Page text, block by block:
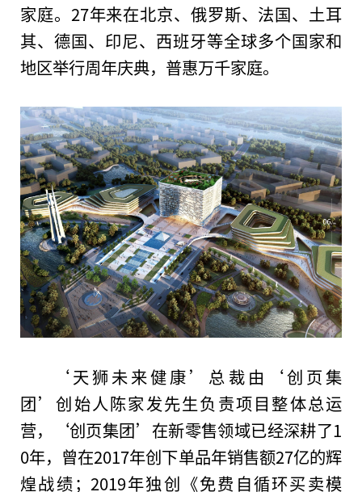
家庭。27年来在北京、 俄罗斯、法国、土耳
其、德国、印尼、西班牙等全球多个国家和
地区举行周年庆典，普惠万千家庭。
‘天狮未来健康’ 总 裁由‘创页集
团’创始人陈家发先生负责项目整体总运
营，‘创页集团’在新零售领域已经深耕了1
0年，曾在2017年创下单品年销售额27亿的辉
煌战绩；2019年独创《免费自循环买卖模